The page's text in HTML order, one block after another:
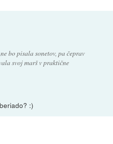
bo pisala sonetov, pa čeprav
svoj marš v praktične
:)